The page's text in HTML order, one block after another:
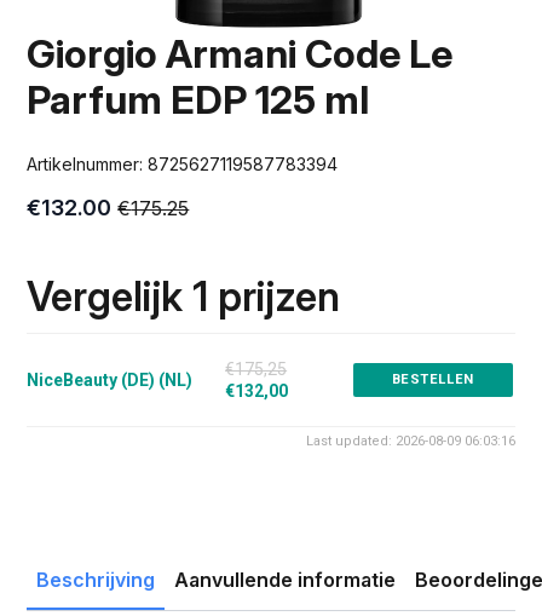
Giorgio Armani Code Le
Parfum EDP 125 ml
Artikelnummer:8725627119587783394
€175.25
Oorspronkelijke
€175.25.
€132.00
Huidige
€132.00.
Vergelijk 1 prijzen
NiceBeauty (DE) (NL)
€175,25
€132,00
BESTELLEN
Last updated: 2026-08-09 06:03:16
Beschrijving Aanvullende informatie